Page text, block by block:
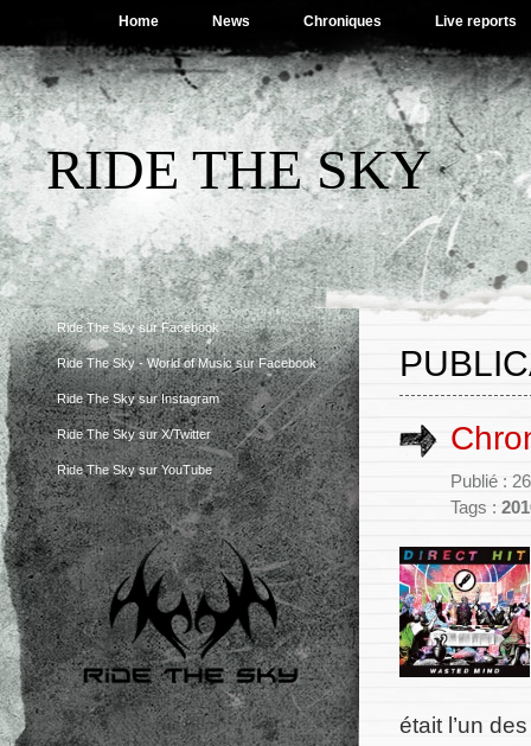
Home News Chroniques Live reports
RIDE THE SKY
Ride The Sky sur Facebook
Ride The Sky - World of Music sur Facebook
Ride The Sky sur Instagram
Ride The Sky sur X/Twitter
Ride The Sky sur YouTube
Publié :
Tags :
était l’un